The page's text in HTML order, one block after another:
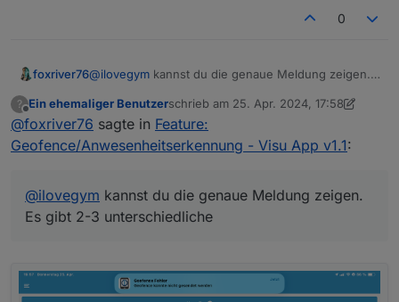
Kosmetik: Erste Zahl ist immer etwas
abgeschnitten.
0
foxriver76@ilovegym kannst du die genaue Meldung zeigen.
?
Offline
Ein ehemaliger Benutzerschrieb am 25. Apr. 2024, 17:58
zuletzt editiert von Ein ehemaliger
@foxriver76 sagte in Feature:
Geofence/Anwesenheitserkennung - Visu App v1.1:
@ilovegym kannst du die genaue Meldung zeigen.
Es gibt 2-3 unterschiedliche